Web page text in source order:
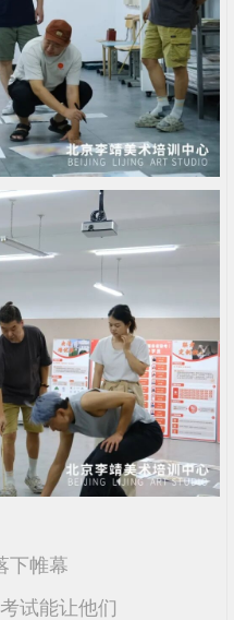
下帷幕
试能让他们